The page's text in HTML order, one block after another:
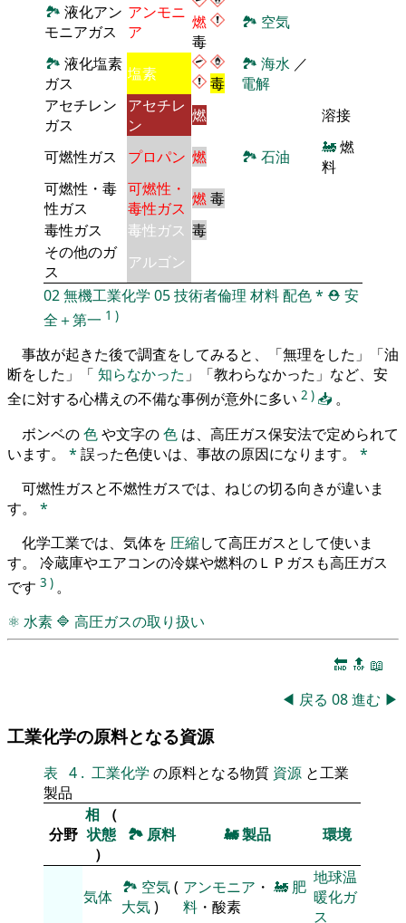
🏞 液化アン
モニアガス
アンモニ
ア
燃
毒
🏞 空気
🏞 液化塩素
ガス
塩素 毒
🏞 海水 ／
電解
アセチレン
ガス
アセチレ
ン
燃 溶接
可燃性ガス プロパン 燃 🏞 石油 🚂燃
料
可燃性・毒
性ガス
可燃性・
毒性ガス 燃毒
毒性ガス
毒性ガス 毒
その他のガ
ス
アルゴン
02無機工業化学 05技術者倫理 材料配色* ⛑️ 安
全＋第一 1 )
事故が起きた後で調査をしてみると、「無理をした」「油
断をした」「 知らなかった 」「教わらなかった」など、安
全に対する心構えの不備な事例が意外に多い 2 ) 📥 。
ボンベの色や文字の色 は、高圧ガス保安法で定められて
います。 * 誤った色使いは、事故の原因になります。 *
可燃性ガスと不燃性ガスでは、ねじの切る向きが違いま
す。 *
化学工業では、気体を 圧縮して高圧ガスとして使いま
す。 冷蔵庫やエアコンの冷媒や燃料のＬＰガスも高圧ガス
です 3 ) 。
⚛ 水素 🔷 高圧ガスの取り扱い
🔚 🔝 📖
◀ 戻る 08進む ▶
工業化学の原料となる資源
表 4 . 工業化学 の原料となる物質 資源 と工業
製品
分野
相
（
状態
）
🏞 原料 🚂製品 環境
気体 🏞 空気(
大気)
アンモニア ・ 🚂 肥
料 ・酸素
地球温
暖化ガ
ス